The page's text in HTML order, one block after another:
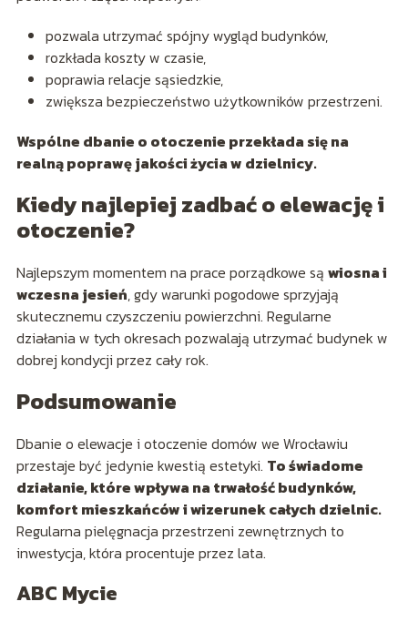
pozwala utrzymać spójny wygląd budynków,
rozkłada koszty w czasie,
poprawia relacje sąsiedzkie,
zwiększa bezpieczeństwo użytkowników przestrzeni.
Wspólne dbanie o otoczenie przekłada się na
realną poprawę jakości życia w dzielnicy.
Kiedy najlepiej zadbać o elewację i
otoczenie?
Najlepszym momentem na prace porządkowe są wiosna i
wczesna jesień, gdy warunki pogodowe sprzyjają
skutecznemu czyszczeniu powierzchni. Regularne
działania w tych okresach pozwalają utrzymać budynek w
dobrej kondycji przez cały rok.
Podsumowanie
Dbanie o elewacje i otoczenie domów we Wrocławiu
przestaje być jedynie kwestią estetyki. To świadome
działanie, które wpływa na trwałość budynków,
komfort mieszkańców i wizerunek całych dzielnic.
Regularna pielęgnacja przestrzeni zewnętrznych to
inwestycja, która procentuje przez lata.
ABC Mycie